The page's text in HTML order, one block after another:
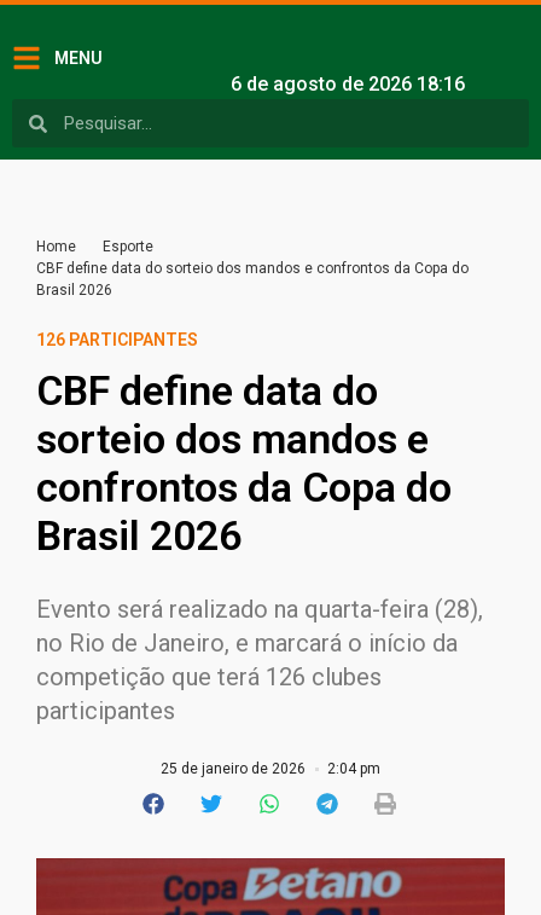
MENU
6 de agosto de 2026 18:16
Home
Esporte
CBF define data do sorteio dos mandos e confrontos da Copa do
Brasil 2026
126 PARTICIPANTES
CBF define data do
sorteio dos mandos e
confrontos da Copa do
Brasil 2026
Evento será realizado na quarta-feira (28),
no Rio de Janeiro, e marcará o início da
competição que terá 126 clubes
participantes
25 de janeiro de 2026 2:04 pm